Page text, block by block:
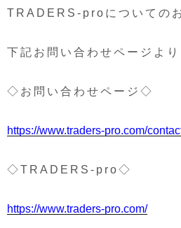
TRADERS-proについての
下記お問い合わせページより
◇お問い合わせページ◇
https://www.traders-pro.com/
◇TRADERS-pro◇
https://www.traders-pro.com/